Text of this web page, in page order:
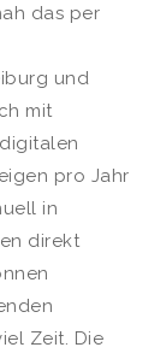
das per
und
mit
pro Jahr
in
direkt
Zeit. Die